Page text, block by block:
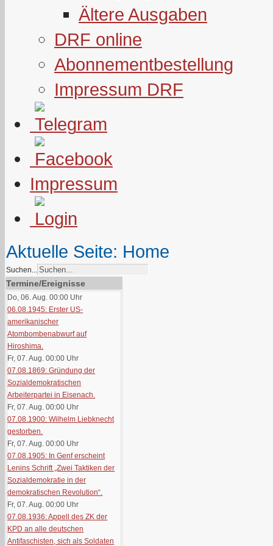
Ältere Ausgaben
DRF online
Abonnementbestellung
Impressum DRF
Impressum
Aktuelle Seite: Home
Suchen...
Termine/Ereignisse
Do, 06. Aug. 00:00 Uhr
06.08.1945: Erster US-
amerikanischer
Atombombenabwurf auf
Hiroshima.
Fr, 07. Aug. 00:00 Uhr
07.08.1869: Gründung der
Sozialdemokratischen
Arbeiterpartei in Eisenach.
Fr, 07. Aug. 00:00 Uhr
07.08.1900: Wilhelm Liebknecht
gestorben.
Fr, 07. Aug. 00:00 Uhr
07.08.1905: In Genf erscheint
Lenins Schrift „Zwei Taktiken der
Sozialdemokratie in der
demokratischen Revolution“.
Fr, 07. Aug. 00:00 Uhr
07.08.1936: Appell des ZK der
KPD an alle deutschen
Antifaschisten, sich als Soldaten